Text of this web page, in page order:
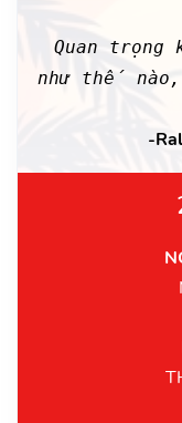
Quan
như thế
-